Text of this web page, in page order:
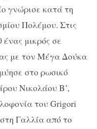
γνώρισε κατά τη
Πολέμου. Στις
ένας μικρός σε
με τον Μέγα Δούκα
στο ρωσικό
Νικολάου Β’,
του Grigori
Γαλλία από το